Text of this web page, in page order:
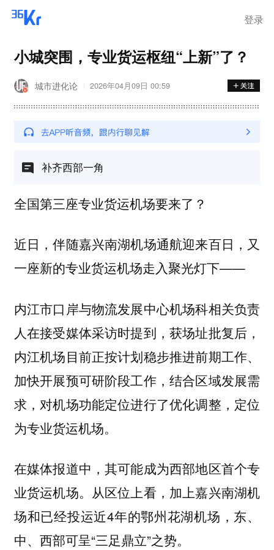
登录
小城突围，专业货运枢纽“上新”了？
城市进化论 2026年04月09日 00:59
补齐西部一角
全国第三座专业货运机场要来了？
近日，伴随嘉兴南湖机场通航迎来百日，又
一座新的专业货运机场走入聚光灯下——
内江市口岸与物流发展中心机场科相关负责
人在接受媒体采访时提到，获场址批复后，
内江机场目前正按计划稳步推进前期工作、
加快开展预可研阶段工作，结合区域发展需
求，对机场功能定位进行了优化调整，定位
为专业货运机场。
在媒体报道中，其可能成为西部地区首个专
业货运机场。从区位上看，加上嘉兴南湖机
场和已经投运近4年的鄂州花湖机场，东、
中、西部可呈“三足鼎立”之势。